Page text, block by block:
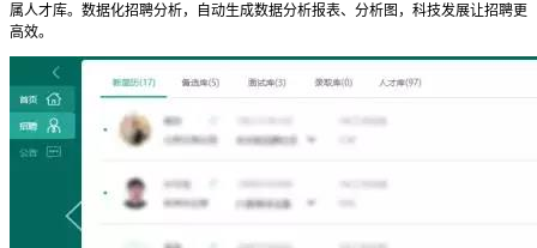
属人才库。数据化招聘分析，自动生成数据分析报表、分析图，科技发展让招聘更
高效。